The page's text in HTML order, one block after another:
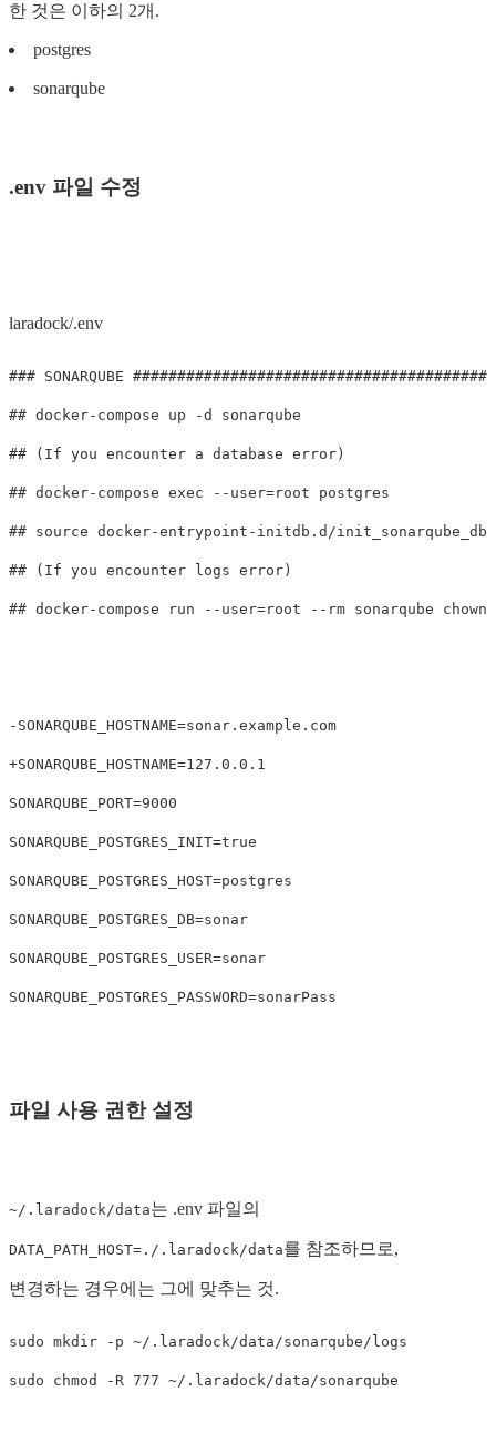
한 것은 이하의 2개.
postgres
sonarqube
.env 파일 수정
laradock/.env
###
##
##
##
##
##
## docker-compose run --user=root --rm sonarqube
SONARQUBE_PORT=9000
SONARQUBE_POSTGRES_INIT=true
SONARQUBE_POSTGRES_HOST=postgres
SONARQUBE_POSTGRES_DB=sonar
SONARQUBE_POSTGRES_USER=sonar
파일 사용 권한 설정
~/.laradock/data는 .env 파일의
DATA_PATH_HOST=./.laradock/data를 참조하므로,
변경하는 경우에는 그에 맞추는 것.
sudo mkdir -p ~/.laradock/data/sonarqube/logs